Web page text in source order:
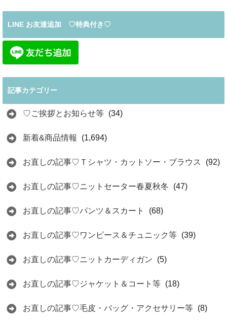
LINE お友達追加 ♡特典付き♡
記事カテゴリー
♡ご挨拶とお知らせ等 (34)
新着&商品情報 (1,694)
お直しの記事♡Ｔシャツ・カットソー・ブラウス (92)
お直しの記事♡ニットセーター春夏秋冬 (47)
お直しの記事♡パンツ＆スカート (68)
お直しの記事♡ワンピース＆チュニック等 (39)
お直しの記事♡ニットカーディガン (5)
お直しの記事♡ジャケット＆コート等 (18)
お直しの記事♡毛皮・バッグ・アクセサリー等 (8)